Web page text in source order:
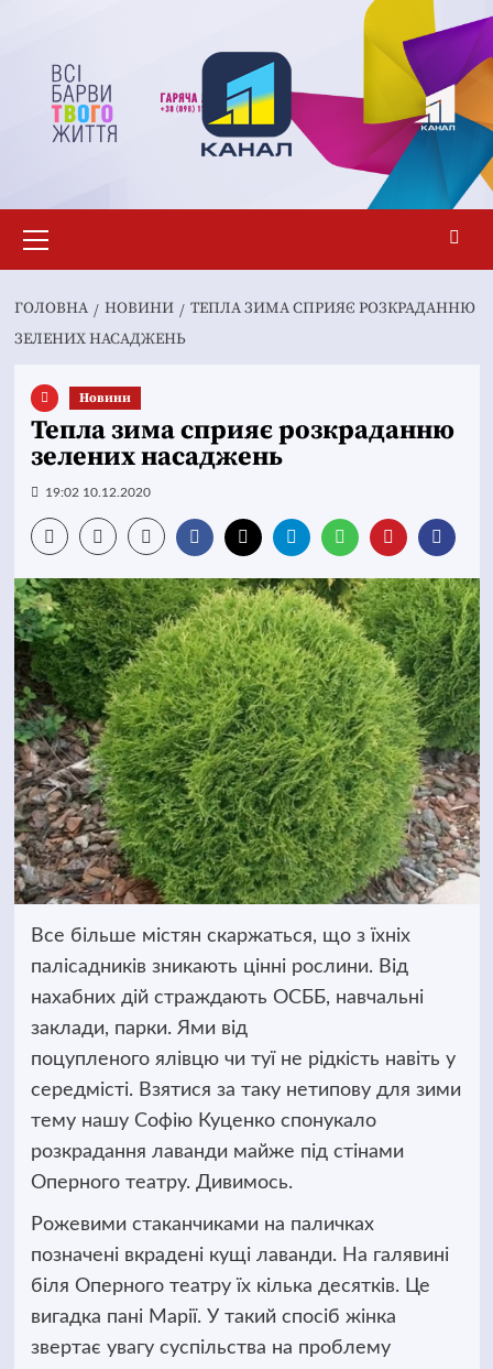
вмісту
меню
ГОЛОВНА НОВИНИ
ТЕПЛА ЗИМА СПРИЯЄ РОЗКРАДАННЮ
ЗЕЛЕНИХ НАСАДЖЕНЬ
Новини
Тепла зима сприяє розкраданню
зелених насаджень
19:02 10.12.2020
Все більше містян скаржаться, що з їхніх
палісадників зникають цінні рослини. Від
нахабних дій страждають ОСББ, навчальні
заклади, парки. Ями від
поцупленого ялівцю чи туї не рідкість навіть у
середмісті. Взятися за таку нетипову для зими
тему нашу Софію Куценко спонукало
розкрадання лаванди майже під стінами
Оперного театру. Дивимось.
Рожевими стаканчиками на паличках
позначені вкрадені кущі лаванди. На галявині
біля Оперного театру їх кілька десятків. Це
вигадка пані Марії. У такий спосіб жінка
звертає увагу суспільства на проблему